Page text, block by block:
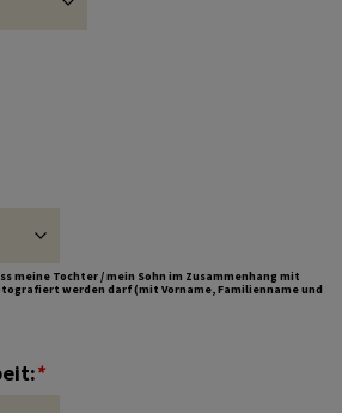
meine Tochter / mein Sohn im Zusammenhang mit
werden darf (mit Vorname, Familienname und
*